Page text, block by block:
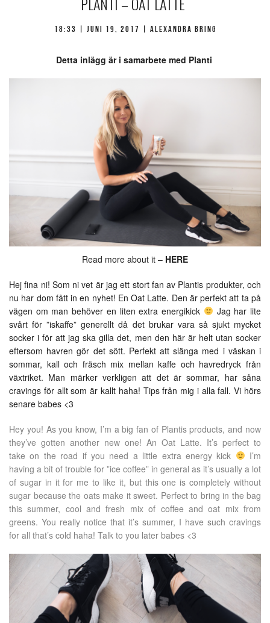
18:33 | juni 19, 2017 | Alexandra Bring
Detta inlägg är i samarbete med Planti
Read more about it – HERE
Hej fina ni! Som ni vet är jag ett stort fan av Plantis produkter, och
nu har dom fått in en nyhet! En Oat Latte. Den är perfekt att ta på
vägen om man behöver en liten extra energikick
Jag har lite
svårt för ”iskaffe” generellt då det brukar vara så sjukt mycket
socker i för att jag ska gilla det, men den här är helt utan socker
eftersom havren gör det sött. Perfekt att slänga med i väskan i
sommar, kall och fräsch mix mellan kaffe och havredryck från
växtriket. Man märker verkligen att det är sommar, har såna
cravings för allt som är kallt haha! Tips från mig i alla fall. Vi hörs
senare babes <3
Hey you! As you know, I’m a big fan of Plantis products, and now
they’ve gotten another new one! An Oat Latte. It’s perfect to
take on the road if you need a little extra energy kick
I’m
having a bit of trouble for ”ice coffee” in general as it’s usually a lot
of sugar in it for me to like it, but this one is completely without
sugar because the oats make it sweet. Perfect to bring in the bag
this summer, cool and fresh mix of coffee and oat mix from
greens. You really notice that it’s summer, I have such cravings
for all that’s cold haha! Talk to you later babes <3